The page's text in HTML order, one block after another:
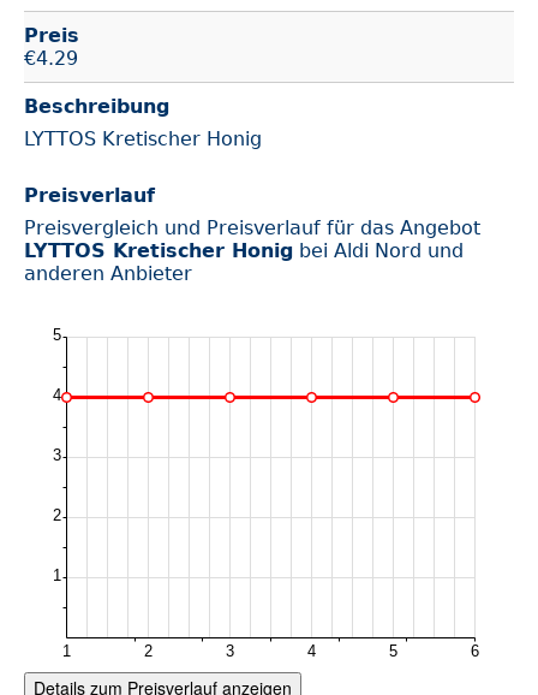
Preis
€4.29
Beschreibung
LYTTOS Kretischer Honig
Preisverlauf
Preisvergleich und Preisverlauf für das Angebot
LYTTOS Kretischer Honig bei Aldi Nord und
anderen Anbieter
Details zum Preisverlauf anzeigen